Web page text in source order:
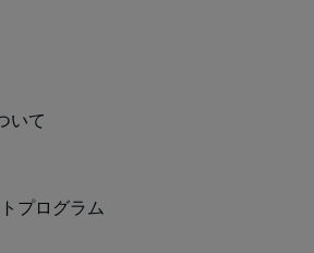
いて
プログラム